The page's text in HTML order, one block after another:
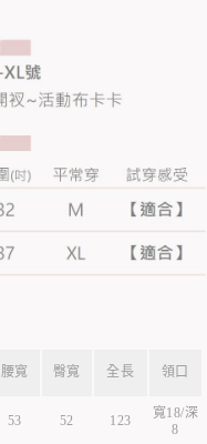
腰寬 臀寬 全長 領口
53 52 123
寬18/深
8